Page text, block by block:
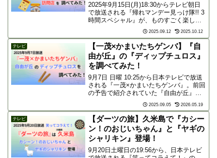
2025年9月15日(月)18:30からテレビ朝日
で放送される『帰れマンデー見っけ隊!! 3
時間スペシャル』が、ものすごく楽しみ
です。特に番組後半の『三宅健 参戦！埼
玉の超人気ローカルチェーン店で帰れま
10特別編』が気になります。「大人気
ロ...
2025.09.12 2025.10.12
テレビ
【一茂×かまいたちゲンバ】『自
由が丘』の『ディップチュロス』
を調べてみた！
9月7日 日曜 10:25から日本テレビで放送
される『一茂×かまいたちゲンバ』。前回
の予告で紹介されていた『自由が丘』の
『ディップチュロス』が気になったの
で、放送前に調べてみました！自由が丘
でディップチュロスといえば‥「自由が
丘でディップチ...
2025.09.05 2026.05.19
テレビ
【ダーツの旅】久米島で『カシー
ン！のおじいちゃん』と『ヤギの
シャリキン』登場！
9月20日土曜日の19:56から、日本テレビ